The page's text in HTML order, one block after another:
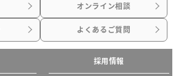
オンライン相談
よくあるご質問
採用情報